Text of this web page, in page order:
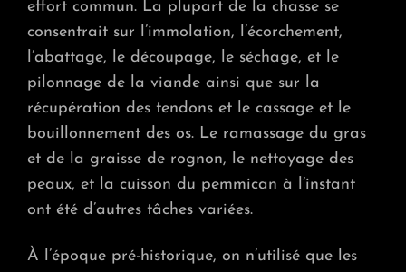
effort commun. La plupart de la chasse se
consentrait sur l’immolation, l’écorchement,
l’abattage, le découpage, le séchage, et le
pilonnage de la viande ainsi que sur la
récupération des tendons et le cassage et le
bouillonnement des os. Le ramassage du gras
et de la graisse de rognon, le nettoyage des
peaux, et la cuisson du pemmican à l’instant
ont été d’autres tâches variées.
À l’époque pré-historique, on n’utilisé que les